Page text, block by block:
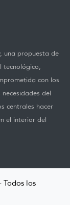
una propuesta de
tecnológico,
con los
del
centrales hacer
el interior del
Todos los